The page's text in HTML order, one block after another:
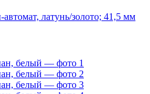
латунь/золото; 41,5 мм